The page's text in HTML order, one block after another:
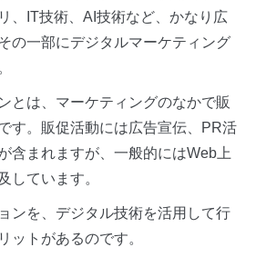
、IT技術、AI技術など、かなり広
の一部にデジタルマーケティング
とは、マーケティングのなかで販
す。販促活動には広告宣伝、PR活
含まれますが、一般的にはWeb上
しています。
ンを、デジタル技術を活用して行
ットがあるのです。